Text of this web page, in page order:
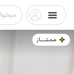
مـمـتــــــاز